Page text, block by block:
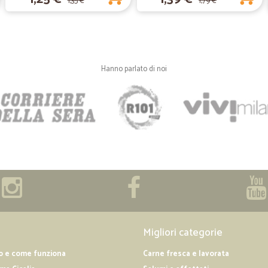
Silvia D.
—Silvana C.
Salve,tutto bene e tanto
Hanno parlato di noi
e come funziona
Migliori categorie
Carne fresca e lavorata